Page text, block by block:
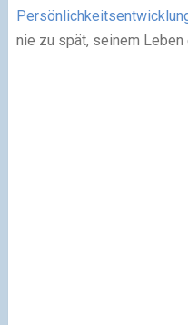
nie zu spät, seinem Leben